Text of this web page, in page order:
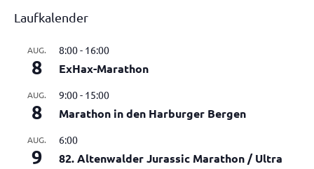
Laufkalender
AUG.
8
8:00- 16:00
ExHax-Marathon
AUG.
8
9:00- 15:00
Marathon in den Harburger Bergen
AUG.
9
6:00
82. Altenwalder Jurassic Marathon / Ultra